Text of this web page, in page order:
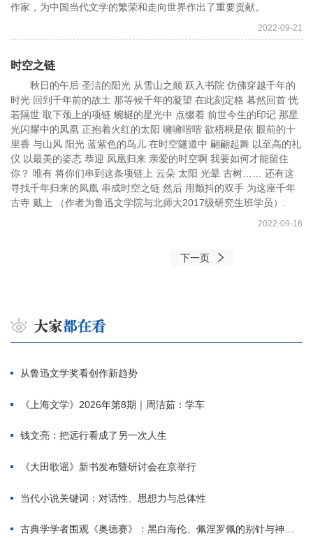
作家，为中国当代文学的繁荣和走向世界作出了重要贡献。
2022-09-21
时空之链
秋日的午后 圣洁的阳光 从雪山之颠 跃入书院 仿佛穿越千年的
时光 回到千年前的故土 那等候千年的凝望 在此刻定格 暮然回首 恍
若隔世 取下颈上的项链 蜿蜒的星光中 点缀着 前世今生的印记 那星
光闪耀中的凤凰 正抱着火红的太阳 噰噰喈喈 欲梧桐是依 眼前的十
里香 与山风 阳光 蓝紫色的鸟儿 在时空隧道中 翩翩起舞 以至高的礼
仪 以最美的姿态 恭迎 凤凰归来 亲爱的时空啊 我要如何才能留住
你？ 唯有 将你们串到这条项链上 云朵 太阳 光晕 古树…… 还有这
寻找千年归来的凤凰 串成时空之链 然后 用颤抖的双手 为这座千年
古寺 戴上 （作者为鲁迅文学院与北师大2017级研究生班学员）.
2022-09-16
下一页
从鲁迅文学奖看创作新趋势
《上海文学》2026年第8期｜周洁茹：学车
钱文亮：把远行看成了另一次人生
《大田歌谣》新书发布暨研讨会在京举行
当代小说关键词：对话性、思想力与总体性
古典学学者围观《奥德赛》：黑白海伦、佩涅罗佩的别针与神秘入侵者